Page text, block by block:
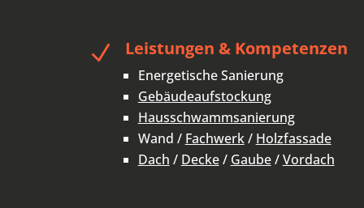
N Leistungen & Kompetenzen
Energetische Sanierung
Gebäudeaufstockung
Hausschwammsanierung
Wand / Fachwerk/ Holzfassade
Dach / Decke/ Gaube/Vordach